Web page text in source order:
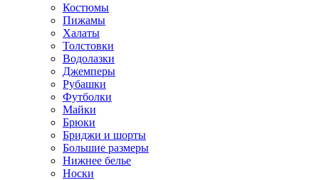
Костюмы
Пижамы
Халаты
Толстовки
Водолазки
Джемперы
Рубашки
Футболки
Майки
Брюки
Бриджи и шорты
Большие размеры
Нижнее белье
Носки